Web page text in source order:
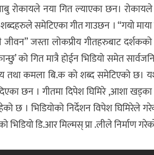
नया गित ल्याएका छन। रोकायले
शब्दहरुले समेटिएका गीत गाउछन । “गयो
जीवन” जस्ता लोकप्रीय गीतहरुबाट
को गित मात्रै होईन भिडियो समेत
तथा कमला बि.क को शब्द समेटिएको छ।
छन । गीतमा दिपेश घिमिरे ,आशा
छ । भिडियोको निर्देशन विपेश घिमिरेले
डि.आर मिल्मस् प्रा .लीले निर्माण